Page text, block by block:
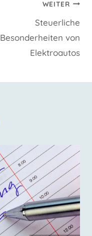
WEITER
Steuerliche
Besonderheiten von
Elektroautos